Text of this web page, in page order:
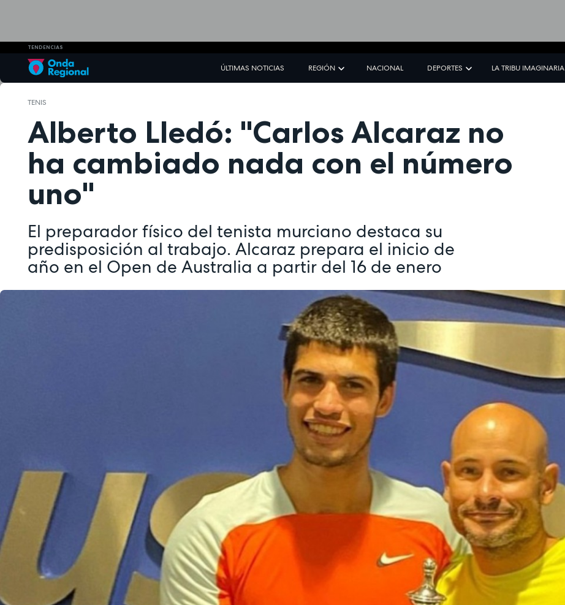
TENDENCIAS
ÚLTIMAS NOTICIAS REGIÓN NACIONAL DEPORTES LA TRIBU IMAGINARIA
TENIS
Alberto Lledó: "Carlos Alcaraz no
ha cambiado nada con el número
uno"
El preparador físico del tenista murciano destaca su
predisposición al trabajo. Alcaraz prepara el inicio de
año en el Open de Australia a partir del 16 de enero